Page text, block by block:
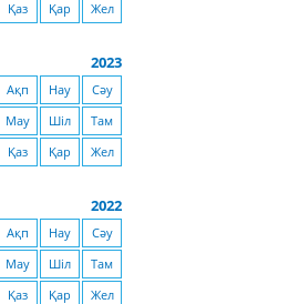
Қаз Қар Жел
2023
Ақп Нау
Сәу
Мау Шіл
Там
Қаз Қар Жел
2022
Ақп Нау
Сәу
Мау Шіл
Там
Қаз Қар Жел